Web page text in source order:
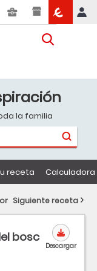
la familia
receta
bosc
Descargar
Siguiente receta